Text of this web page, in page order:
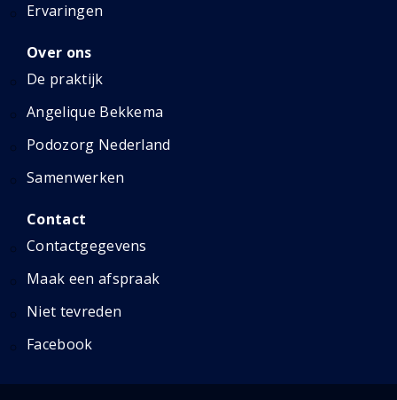
Ervaringen
Over ons
De praktijk
Angelique Bekkema
Podozorg Nederland
Samenwerken
Contact
Contactgegevens
Maak een afspraak
Niet tevreden
Facebook